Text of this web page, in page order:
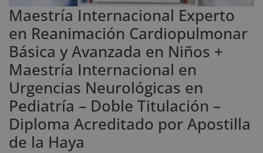
Maestría Internacional Experto
en Reanimación Cardiopulmonar
Básica y Avanzada en Niños +
Maestría Internacional en
Urgencias Neurológicas en
Pediatría – Doble Titulación –
Diploma Acreditado por Apostilla
de la Haya